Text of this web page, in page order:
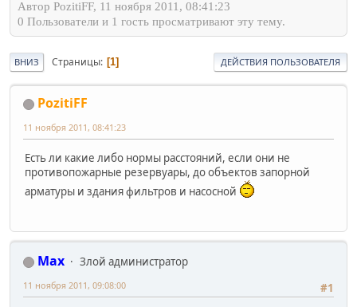
Автор PozitiFF, 11 ноября 2011, 08:41:23
0 Пользователи и 1 гость просматривают эту тему.
ВНИЗ Страницы 1 ДЕЙСТВИЯ ПОЛЬЗОВАТЕЛЯ
PozitiFF
11 ноября 2011, 08:41:23
Есть ли какие либо нормы расстояний, если они не
противопожарные резервуары, до объектов запорной
арматуры и здания фильтров и насосной
Max
Злой администратор
#1
11 ноября 2011, 09:08:00